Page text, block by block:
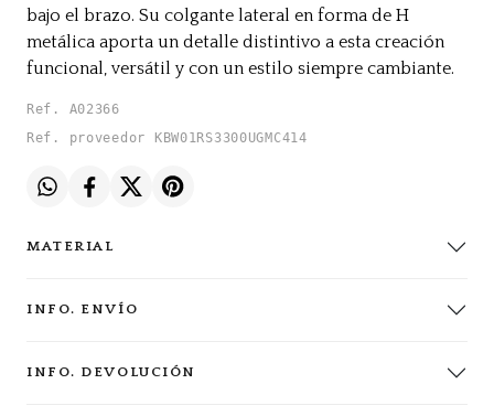
bajo el brazo. Su colgante lateral en forma de H
metálica aporta un detalle distintivo a esta creación
funcional, versátil y con un estilo siempre cambiante.
Ref. A02366
Ref. proveedor KBW01RS3300UGMC414
MATERIAL
INFO. ENVÍO
INFO. DEVOLUCIÓN